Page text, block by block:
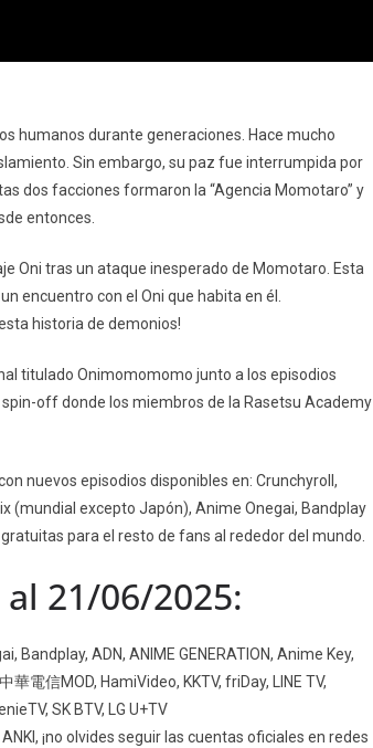
humanos durante generaciones. Hace mucho
Sin embargo, su paz fue interrumpida por
dos facciones formaron la “Agencia Momotaro” y
entonces.
Oni tras un ataque inesperado de Momotaro. Esta
encuentro con el Oni que habita en él.
historia de demonios!
titulado Onimomomomo junto a los episodios
off donde los miembros de la Rasetsu Academy
nuevos episodios disponibles en: Crunchyroll,
(mundial excepto Japón), Anime Onegai, Bandplay
para el resto de fans al rededor del mundo.
21/06/2025:
ADN, ANIME GENERATION, Anime Key,
電信MOD, HamiVideo, KKTV, friDay, LINE TV,
SK BTV, LG U+TV
¡no olvides seguir las cuentas oficiales en redes